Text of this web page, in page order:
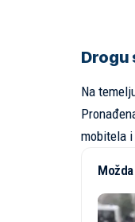
Drogu
Na
mobitela